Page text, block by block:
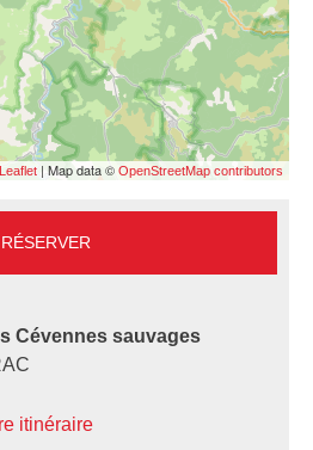
Leaflet | Map data © OpenStreetMap contributors
RÉSERVER
Cévennes sauvages
itinéraire